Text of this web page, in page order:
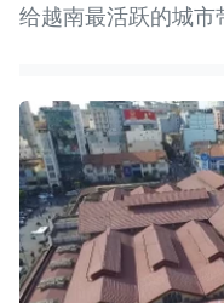
给越南最活跃的城市